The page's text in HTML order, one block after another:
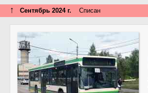
↑ Сентябрь 2024 г. Списан